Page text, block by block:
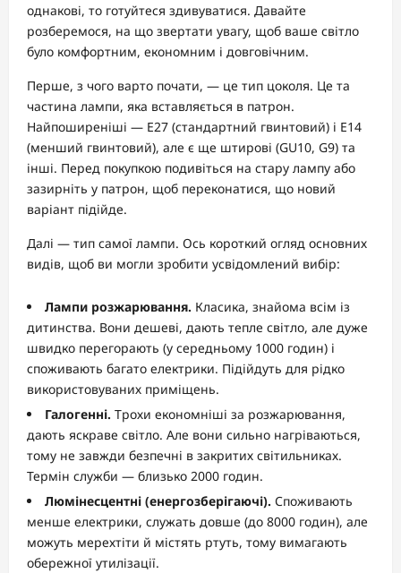
однакові, то готуйтеся здивуватися. Давайте
розберемося, на що звертати увагу, щоб ваше світло
було комфортним, економним і довговічним.
Перше, з чого варто почати, — це тип цоколя. Це та
частина лампи, яка вставляється в патрон.
Найпоширеніші — E27 (стандартний гвинтовий) і E14
(менший гвинтовий), але є ще штирові (GU10, G9) та
інші. Перед покупкою подивіться на стару лампу або
зазирніть у патрон, щоб переконатися, що новий
варіант підійде.
Далі — тип самої лампи. Ось короткий огляд основних
видів, щоб ви могли зробити усвідомлений вибір:
Лампи розжарювання. Класика, знайома всім із
дитинства. Вони дешеві, дають тепле світло, але дуже
швидко перегорають (у середньому 1000 годин) і
споживають багато електрики. Підійдуть для рідко
використовуваних приміщень.
Галогенні. Трохи економніші за розжарювання,
дають яскраве світло. Але вони сильно нагріваються,
тому не завжди безпечні в закритих світильниках.
Термін служби — близько 2000 годин.
Люмінесцентні (енергозберігаючі). Споживають
менше електрики, служать довше (до 8000 годин), але
можуть мерехтіти й містять ртуть, тому вимагають
обережної утилізації.